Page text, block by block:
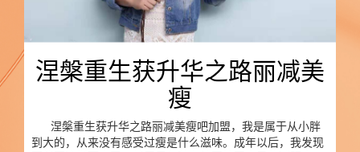
涅槃重生获升华之路丽减美
瘦
涅槃重生获升华之路丽减美瘦吧加盟，我是属于从小胖
到大的，从来没有感受过瘦是什么滋味。成年以后，我发现